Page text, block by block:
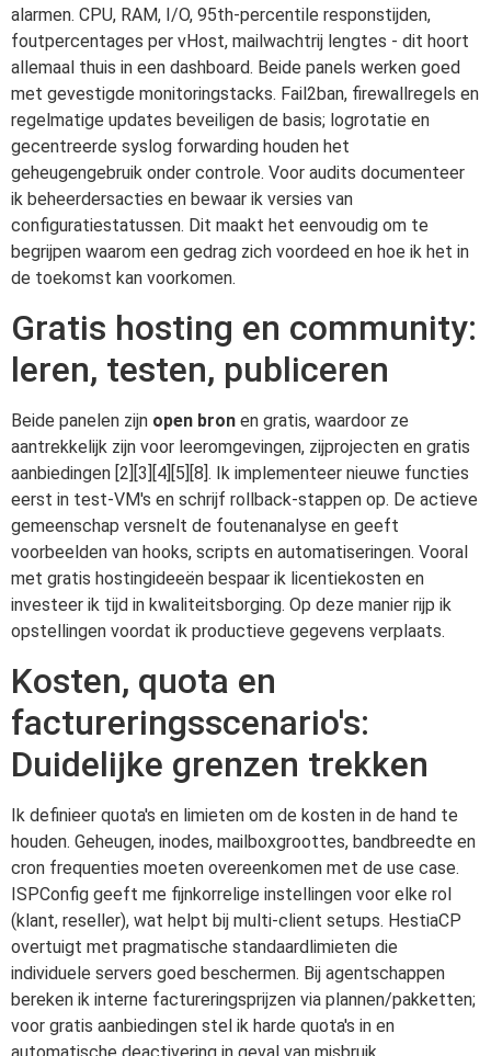
alarmen. CPU, RAM, I/O, 95th-percentile responstijden,
foutpercentages per vHost, mailwachtrij lengtes - dit hoort
allemaal thuis in een dashboard. Beide panels werken goed
met gevestigde monitoringstacks. Fail2ban, firewallregels en
regelmatige updates beveiligen de basis; logrotatie en
gecentreerde syslog forwarding houden het
geheugengebruik onder controle. Voor audits documenteer
ik beheerdersacties en bewaar ik versies van
configuratiestatussen. Dit maakt het eenvoudig om te
begrijpen waarom een gedrag zich voordeed en hoe ik het in
de toekomst kan voorkomen.
Gratis hosting en community:
leren, testen, publiceren
Beide panelen zijn open bron en gratis, waardoor ze
aantrekkelijk zijn voor leeromgevingen, zijprojecten en gratis
aanbiedingen [2][3][4][5][8]. Ik implementeer nieuwe functies
eerst in test-VM's en schrijf rollback-stappen op. De actieve
gemeenschap versnelt de foutenanalyse en geeft
voorbeelden van hooks, scripts en automatiseringen. Vooral
met gratis hostingideeën bespaar ik licentiekosten en
investeer ik tijd in kwaliteitsborging. Op deze manier rijp ik
opstellingen voordat ik productieve gegevens verplaats.
Kosten, quota en
factureringsscenario's:
Duidelijke grenzen trekken
Ik definieer quota's en limieten om de kosten in de hand te
houden. Geheugen, inodes, mailboxgroottes, bandbreedte en
cron frequenties moeten overeenkomen met de use case.
ISPConfig geeft me fijnkorrelige instellingen voor elke rol
(klant, reseller), wat helpt bij multi-client setups. HestiaCP
overtuigt met pragmatische standaardlimieten die
individuele servers goed beschermen. Bij agentschappen
bereken ik interne factureringsprijzen via plannen/pakketten;
voor gratis aanbiedingen stel ik harde quota's in en